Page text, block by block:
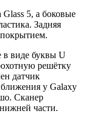
5, а боковые
Задняя
в виде буквы U
решётку
датчик
у Galaxy
Сканер
части.